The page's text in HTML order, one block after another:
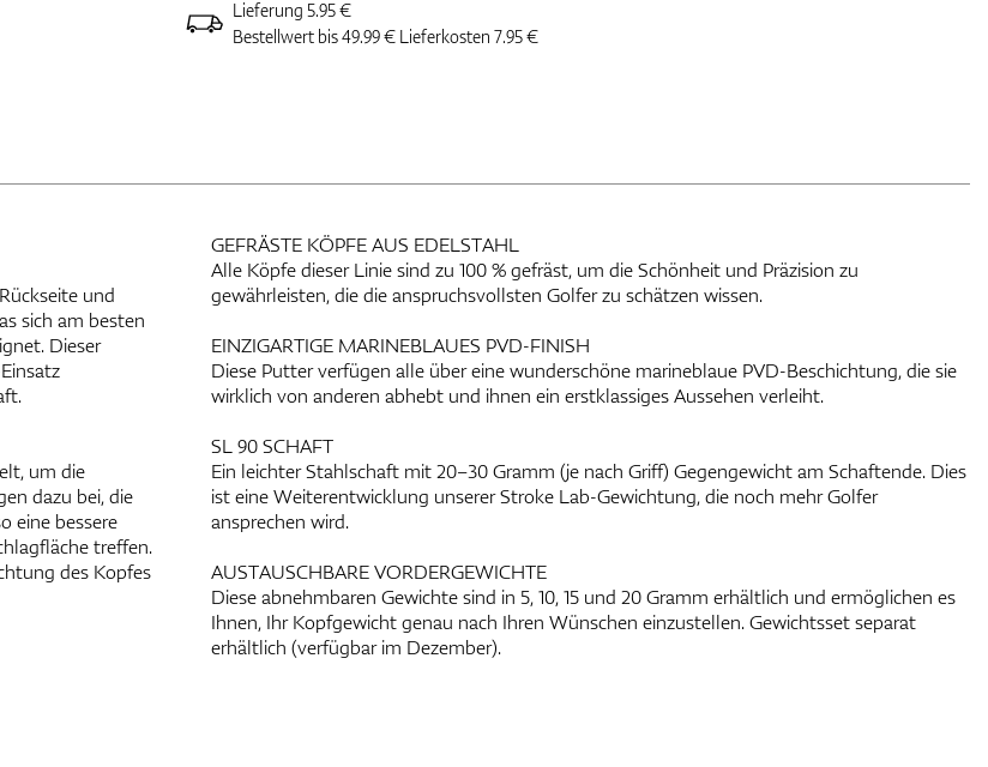
Lieferung 5.95 €
Bestellwert bis 49.99 € Lieferkosten 7.95 €
und
sich am besten
Dieser
um die
dazu bei, die
eine bessere
treffen.
des Kopfes
GEFRÄSTE KÖPFE AUS EDELSTAHL
Alle Köpfe dieser Linie sind zu 100 % gefräst, um die Schönheit und Präzision zu
gewährleisten, die die anspruchsvollsten Golfer zu schätzen wissen.
EINZIGARTIGE MARINEBLAUES PVD-FINISH
Diese Putter verfügen alle über eine wunderschöne marineblaue PVD-Beschichtung, die sie
wirklich von anderen abhebt und ihnen ein erstklassiges Aussehen verleiht.
SL 90 SCHAFT
Ein leichter Stahlschaft mit 20–30 Gramm (je nach Griff) Gegengewicht am Schaftende. Dies
ist eine Weiterentwicklung unserer Stroke Lab-Gewichtung, die noch mehr Golfer
ansprechen wird.
AUSTAUSCHBARE VORDERGEWICHTE
Diese abnehmbaren Gewichte sind in 5, 10, 15 und 20 Gramm erhältlich und ermöglichen es
Ihnen, Ihr Kopfgewicht genau nach Ihren Wünschen einzustellen. Gewichtsset separat
erhältlich (verfügbar im Dezember).